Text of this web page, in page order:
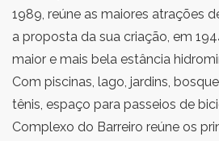
1989, reúne as maiores atrações
a proposta da sua criação, em
maior e mais bela estância
Com piscinas, lago, jardins,
tênis, espaço para passeios de
Complexo do Barreiro reúne os